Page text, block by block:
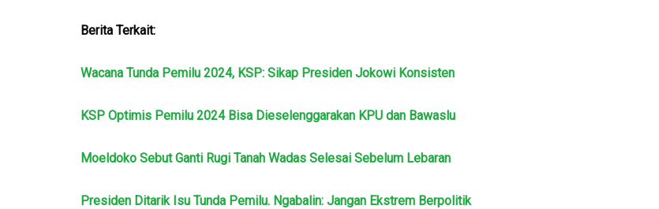
Berita Terkait:
Wacana Tunda Pemilu 2024, KSP: Sikap Presiden Jokowi Konsisten
KSP Optimis Pemilu 2024 Bisa Dieselenggarakan KPU dan Bawaslu
Moeldoko Sebut Ganti Rugi Tanah Wadas Selesai Sebelum Lebaran
Presiden Ditarik Isu Tunda Pemilu. Ngabalin: Jangan Ekstrem Berpolitik